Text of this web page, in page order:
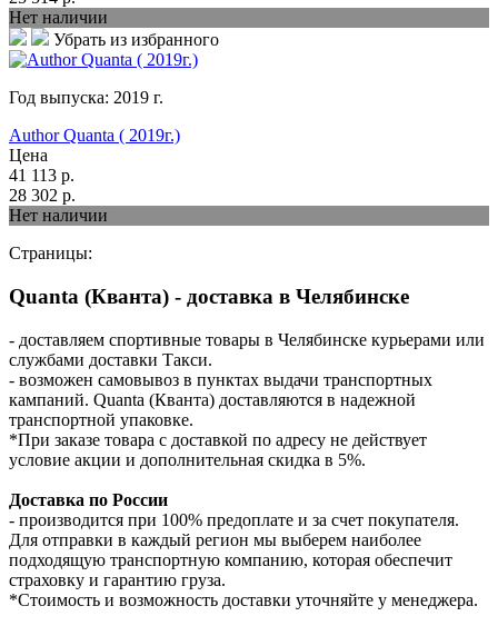
Нет наличии
Убрать из избранного
Год выпуска: 2019 г.
Author Quanta ( 2019г.)
Цена
41 113 р.
28 302 р.
Нет наличии
Страницы:
Quanta (Кванта) - доставка в Челябинске
- доставляем спортивные товары в Челябинске курьерами или
службами доставки Такси.
- возможен самовывоз в пунктах выдачи транспортных
кампаний. Quanta (Кванта) доставляются в надежной
транспортной упаковке.
*При заказе товара с доставкой по адресу не действует
условие акции и дополнительная скидка в 5%.
Доставка по России
- производится при 100% предоплате и за счет покупателя.
Для отправки в каждый регион мы выберем наиболее
подходящую транспортную компанию, которая обеспечит
страховку и гарантию груза.
*Стоимость и возможность доставки уточняйте у менеджера.